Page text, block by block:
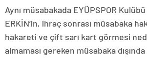
Aynı müsabakada EYÜPSPOR
ERKİN’in, ihraç sonrası müsabaka
hakareti ve çift sarı kart görmesi
almaması gereken müsabaka dışında